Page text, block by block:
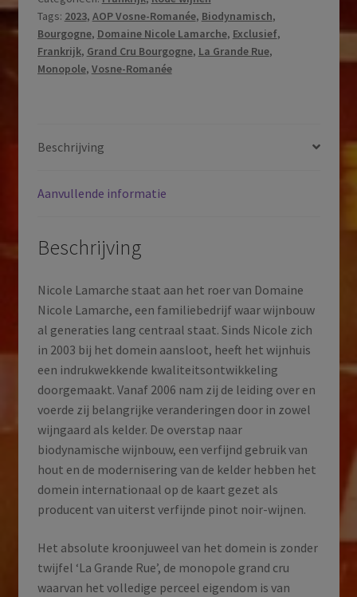
Rue
|
AOP
Vosne-
Bourgogne
|
aantal
Tags: 2023, AOP Vosne-Romanée, Biodynamisch,
Bourgogne, Domaine Nicole Lamarche, Exclusief,
Frankrijk, Grand Cru Bourgogne, La Grande Rue,
Monopole, Vosne-Romanée
Beschrijving
Aanvullende informatie
Beschrijving
Nicole Lamarche staat aan het roer van Domaine
Nicole Lamarche, een familiebedrijf waar wijnbouw
al generaties lang centraal staat. Sinds Nicole zich
in 2003 bij het domein aansloot, heeft het wijnhuis
een indrukwekkende kwaliteitsontwikkeling
doorgemaakt. Vanaf 2006 nam zij de leiding over en
voerde zij belangrijke veranderingen door in zowel
wijngaard als kelder. De overstap naar
biodynamische wijnbouw, een verfijnd gebruik van
hout en de modernisering van de kelder hebben het
domein internationaal op de kaart gezet als
producent van uiterst verfijnde pinot noir-wijnen.
Het absolute kroonjuweel van het domein is zonder
twijfel ‘La Grande Rue’, de monopole grand cru
waarvan het volledige perceel eigendom is van